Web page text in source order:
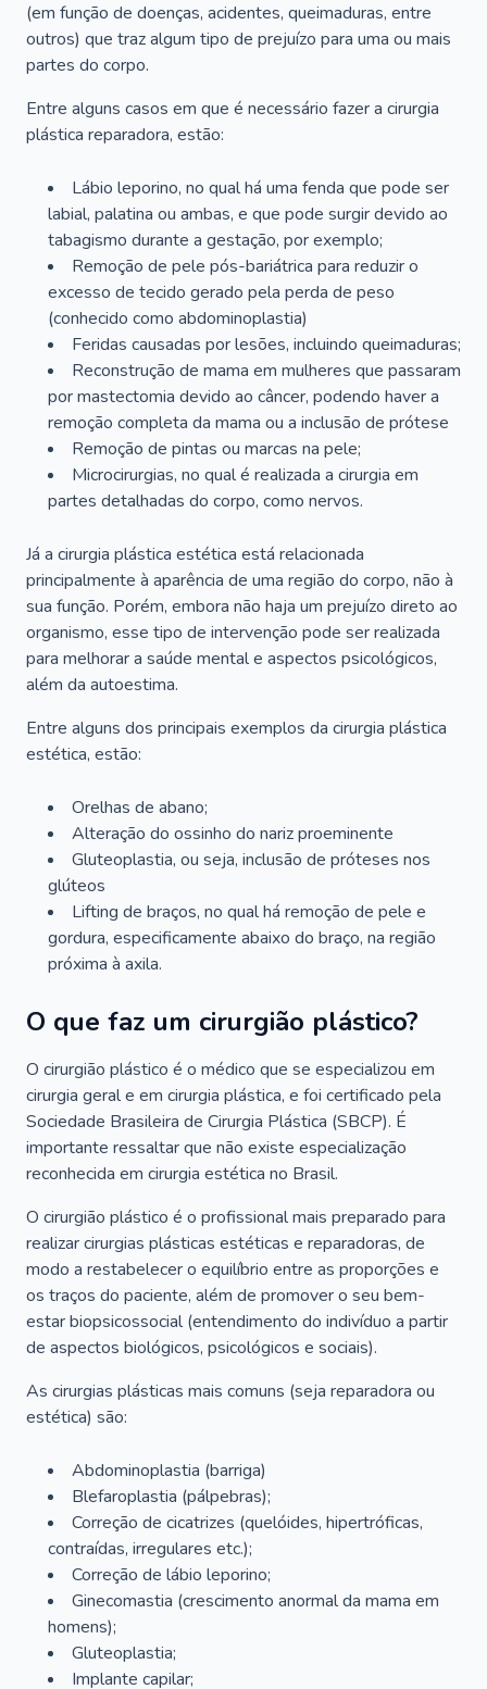
(em função de doenças, acidentes, queimaduras, entre
outros) que traz algum tipo de prejuízo para uma ou mais
partes do corpo.
Entre alguns casos em que é necessário fazer a cirurgia
plástica reparadora, estão:
Lábio leporino, no qual há uma fenda que pode ser
labial, palatina ou ambas, e que pode surgir devido ao
tabagismo durante a gestação, por exemplo;
Remoção de pele pós-bariátrica para reduzir o
excesso de tecido gerado pela perda de peso
(conhecido como abdominoplastia)
Feridas causadas por lesões, incluindo queimaduras;
Reconstrução de mama em mulheres que passaram
por mastectomia devido ao câncer, podendo haver a
remoção completa da mama ou a inclusão de prótese
Remoção de pintas ou marcas na pele;
Microcirurgias, no qual é realizada a cirurgia em
partes detalhadas do corpo, como nervos.
Já a cirurgia plástica estética está relacionada
principalmente à aparência de uma região do corpo, não à
sua função. Porém, embora não haja um prejuízo direto ao
organismo, esse tipo de intervenção pode ser realizada
para melhorar a saúde mental e aspectos psicológicos,
além da autoestima.
Entre alguns dos principais exemplos da cirurgia plástica
estética, estão:
Orelhas de abano;
Alteração do ossinho do nariz proeminente
Gluteoplastia, ou seja, inclusão de próteses nos
glúteos
Lifting de braços, no qual há remoção de pele e
gordura, especificamente abaixo do braço, na região
próxima à axila.
O que faz um cirurgião plástico?
O cirurgião plástico é o médico que se especializou em
cirurgia geral e em cirurgia plástica, e foi certificado pela
Sociedade Brasileira de Cirurgia Plástica (SBCP). É
importante ressaltar que não existe especialização
reconhecida em cirurgia estética no Brasil.
O cirurgião plástico é o profissional mais preparado para
realizar cirurgias plásticas estéticas e reparadoras, de
modo a restabelecer o equilíbrio entre as proporções e
os traços do paciente, além de promover o seu bem-
estar biopsicossocial (entendimento do indivíduo a partir
de aspectos biológicos, psicológicos e sociais).
As cirurgias plásticas mais comuns (seja reparadora ou
estética) são:
Abdominoplastia (barriga)
Blefaroplastia (pálpebras);
Correção de cicatrizes (quelóides, hipertróficas,
contraídas, irregulares etc.);
Correção de lábio leporino;
Ginecomastia (crescimento anormal da mama em
homens);
Gluteoplastia;
Implante capilar;